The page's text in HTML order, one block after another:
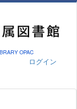
OPAC
ログイン